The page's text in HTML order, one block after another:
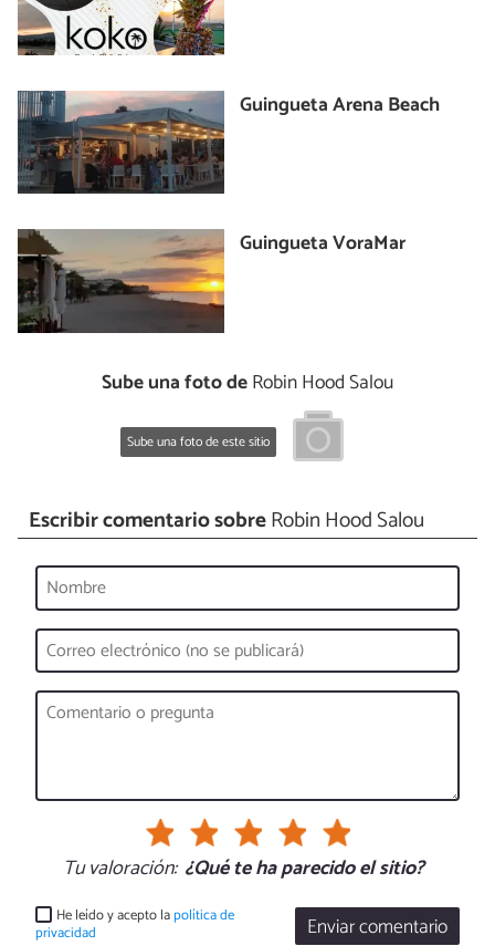
Guingueta Arena Beach
Guingueta VoraMar
Sube una foto deRobin Hood Salou
Sube una foto de este sitio
Escribir comentario sobreRobin Hood Salou
Tu valoración: ¿Qué te ha parecido el sitio?
Enviar comentario
He leído y acepto lapolítica de
privacidad